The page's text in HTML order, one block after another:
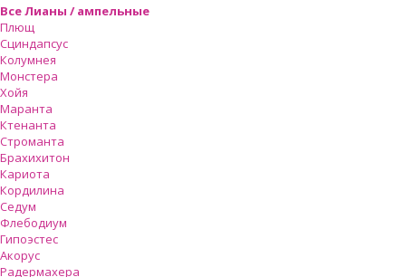
Все Лианы / ампельные
Плющ
Сциндапсус
Колумнея
Монстера
Хойя
Маранта
Ктенанта
Строманта
Брахихитон
Кариота
Кордилина
Седум
Флебодиум
Гипоэстес
Акорус
Радермахера